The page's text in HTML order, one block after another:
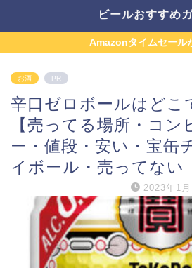
ビールおすすめ
Amazonタイムセール
お酒 PR
辛口ゼロボールはどこ
【売ってる場所・コン
ー・値段・安い・宝缶
イボール・売ってない
2023年1月